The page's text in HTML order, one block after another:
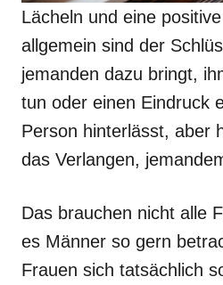
Lächeln und eine
allgemein sind der
jemanden dazu bringt,
tun oder einen Eindruck
Person hinterlässt, aber
das Verlangen,
Das brauchen nicht alle
es Männer so gern
Frauen sich tatsächlich